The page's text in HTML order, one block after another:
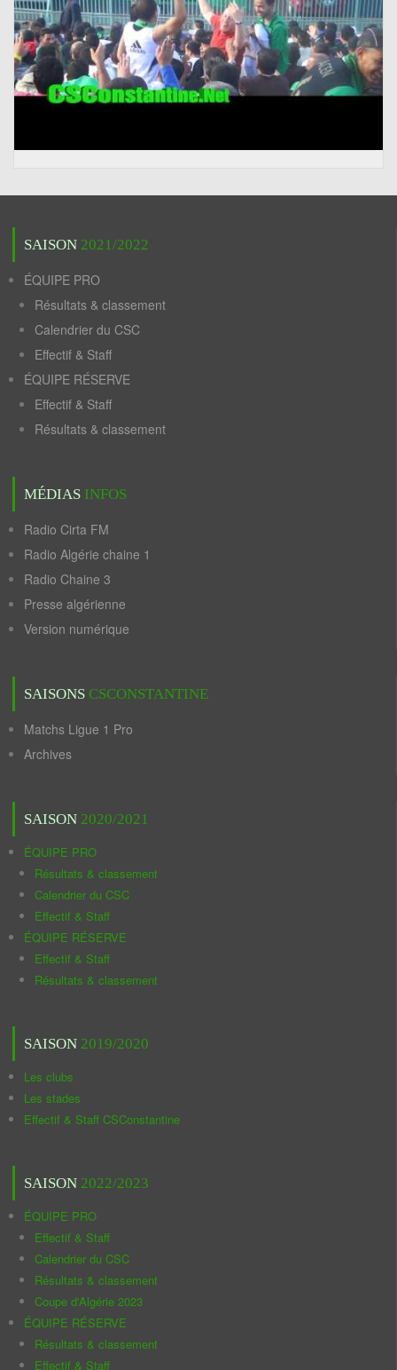
SAISON 2021/2022
ÉQUIPE PRO
Résultats & classement
Calendrier du CSC
Effectif & Staff
ÉQUIPE RÉSERVE
Effectif & Staff
Résultats & classement
MÉDIAS INFOS
Radio Cirta FM
Radio Algérie chaine 1
Radio Chaine 3
Presse algérienne
Version numérique
SAISONS CSCONSTANTINE
Matchs Ligue 1 Pro
Archives
SAISON 2020/2021
ÉQUIPE PRO
Résultats & classement
Calendrier du CSC
Effectif & Staff
ÉQUIPE RÉSERVE
Effectif & Staff
Résultats & classement
SAISON 2019/2020
Les clubs
Les stades
Effectif & Staff CSConstantine
SAISON 2022/2023
ÉQUIPE PRO
Effectif & Staff
Calendrier du CSC
Résultats & classement
Coupe d'Algérie 2023
ÉQUIPE RÉSERVE
Résultats & classement
Effectif & Staff